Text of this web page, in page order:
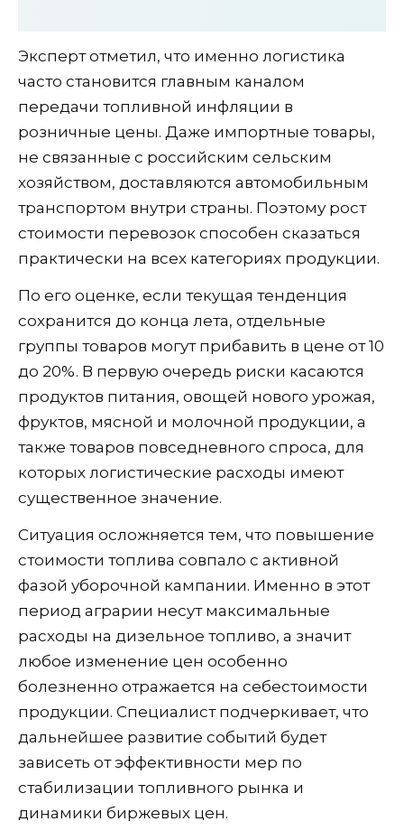
Эксперт отметил, что именно логистика
часто становится главным каналом
передачи топливной инфляции в
розничные цены. Даже импортные товары,
не связанные с российским сельским
хозяйством, доставляются автомобильным
транспортом внутри страны. Поэтому рост
стоимости перевозок способен сказаться
практически на всех категориях продукции.
По его оценке, если текущая тенденция
сохранится до конца лета, отдельные
группы товаров могут прибавить в цене от 10
до 20%. В первую очередь риски касаются
продуктов питания, овощей нового урожая,
фруктов, мясной и молочной продукции, а
также товаров повседневного спроса, для
которых логистические расходы имеют
существенное значение.
Ситуация осложняется тем, что повышение
стоимости топлива совпало с активной
фазой уборочной кампании. Именно в этот
период аграрии несут максимальные
расходы на дизельное топливо, а значит
любое изменение цен особенно
болезненно отражается на себестоимости
продукции. Специалист подчеркивает, что
дальнейшее развитие событий будет
зависеть от эффективности мер по
стабилизации топливного рынка и
динамики биржевых цен.